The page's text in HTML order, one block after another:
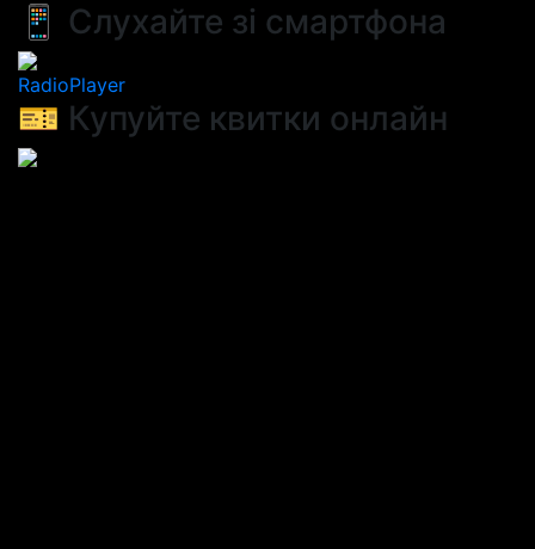
📱 Слухайте зі смартфона
RadioPlayer
🎫 Купуйте квитки онлайн